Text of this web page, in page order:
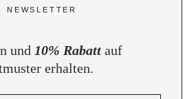
NEWSLETTER
und 10% Rabatt auf
erhalten.